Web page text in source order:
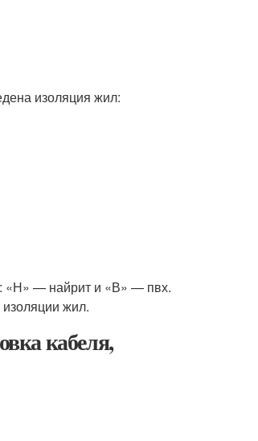
изоляция жил:
«Н» — найрит и «В» — пвх.
жил.
кабеля,